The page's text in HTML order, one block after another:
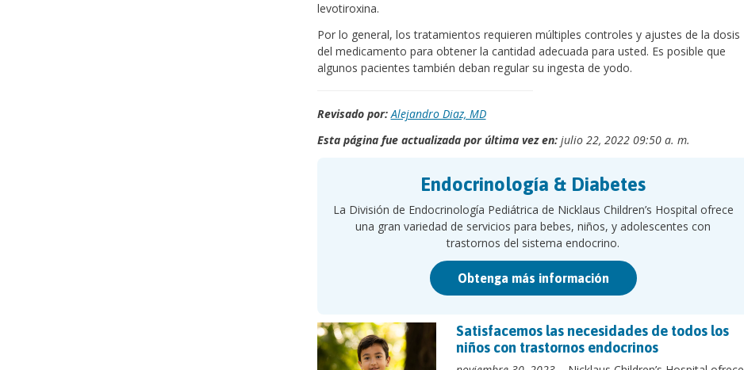
levotiroxina.
Por lo general, los tratamientos requieren múltiples controles y ajustes de la dosis
del medicamento para obtener la cantidad adecuada para usted. Es posible que
algunos pacientes también deban regular su ingesta de yodo.
Revisado por: Alejandro Diaz, MD
Esta página fue actualizada por última vez en:julio 22, 2022 09:50 a. m.
Endocrinología & Diabetes
La División de Endocrinología Pediátrica de Nicklaus Children’s Hospital ofrece
una gran variedad de servicios para bebes, niños, y adolescentes con
trastornos del sistema endocrino.
Obtenga más información
Satisfacemos las necesidades de todos los
niños con trastornos endocrinos